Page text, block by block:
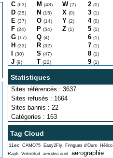
C (63)
D (25)
E (37)
F (24)
G (17)
H (33)
(30)
J (9)
M (48)
N (15)
O (14)
P (54)
Q (4)
R (32)
S (47)
T (22)
W (2)
X (0)
Y (2)
Z (1)
2 (0)
3 (1)
4 (0)
5 (1)
6 (1)
7 (1)
8 (1)
9 (1)
Statistiques
Sites référencés : 3637
Sites refusés : 1664
Sites bannis : 22
Catégories : 163
Tag Cloud
11ec CAMO75 Easy2Fly Fringues d'Ours
Hélico
Raph VolenSud aerodiscount aerographie